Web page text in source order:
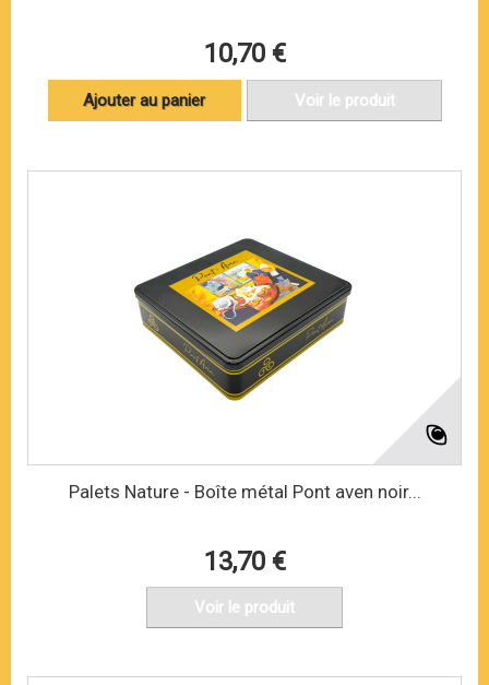
10,70 €
Ajouter au panier Voir le produit
Palets Nature - Boîte métal Pont aven noir...
13,70 €
Voir le produit